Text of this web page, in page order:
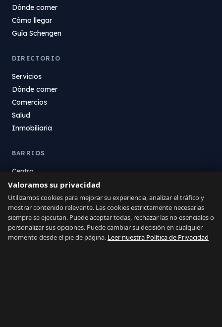
Dónde comer
Cómo llegar
Guía Schengen
DIRECTORIO
Servicios
Dónde comer
Comercios
Salud
Inmobiliaria
BARRIOS
Centro
La Atunara
Poniente
El Zabal
Santa Margarita
La Alcaidesa
Valoramos su privacidad
Utilizamos cookies para mejorar su experiencia, analizar el tráfico y
mostrar contenido relevante. Las cookies estrictamente necesarias
siempre se ejecutan. Puede aceptar todas, rechazar las no esenciales o
personalizar sus opciones. Puede cambiar su decisión en cualquier
momento desde el pie de página. Leer nuestra Política de Privacidad